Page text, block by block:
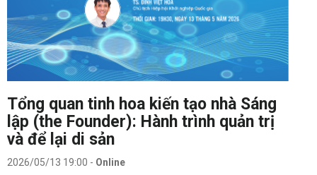
Tổng quan tinh hoa kiến tạo nhà Sáng
lập (the Founder): Hành trình quản trị
và để lại di sản
2026/05/13 19:00 - Online